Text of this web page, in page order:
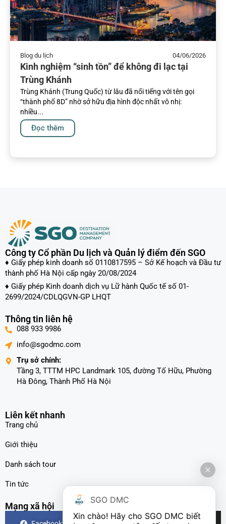
Blog du lịch 04/06/2026
Kinh nghiệm “sinh tồn” để không đi lạc tại
Trùng Khánh
Trùng Khánh (Trung Quốc) từ lâu đã nổi tiếng với tên gọi
“thành phố 8D” nhờ sở hữu địa hình độc nhất vô nhị:
nhiều...
Đọc thêm
Công ty Cổ phần Du lịch và Quản lý điểm đến SGO
♦ Giấy phép kinh doanh số 0110817595 – Sở Kế hoạch và Đầu tư
thành phố Hà Nội cấp ngày 20/08/2024
♦ Giấy phép Kinh doanh dịch vụ Lữ hành Quốc tế số 01-
2699/2024/CDLQGVN-GP LHQT
Thông tin liên hệ
088 933 9986
info@sgodmc.com
Trụ sở chính:
Tầng 3, TTTM HPC Landmark 105, đường Tố Hữu, Phường
Hà Đông, Thành Phố Hà Nội
Liên kết nhanh
Trang chủ
Giới thiệu
Danh sách tour
Tin tức
Mạng xã hội
SGO DMC
Xin chào! Hãy cho SGO DMC biết